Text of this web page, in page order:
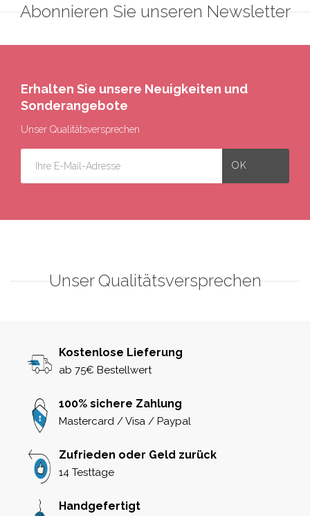
Abonnieren Sie unseren Newsletter
Erhalten Sie unsere Neuigkeiten und
Sonderangebote
Unser Qualitätsversprechen
Unser Qualitätsversprechen
Kostenlose Lieferung
ab 75€ Bestellwert
100% sichere Zahlung
Mastercard / Visa / Paypal
Zufrieden oder Geld zurück
14 Testtage
Handgefertigt